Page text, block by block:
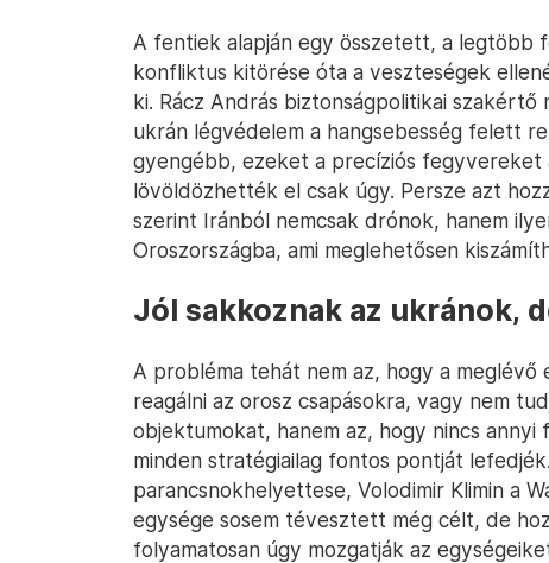
A fentiek alapján egy összetett, a legtöbb
konfliktus kitörése óta a veszteségek
ki. Rácz András biztonságpolitikai szakértő
ukrán légvédelem a hangsebesség felett
gyengébb, ezeket a precíziós fegyvereket
lövöldözhették el csak úgy. Persze azt
szerint Iránból nemcsak drónok, hanem
Oroszországba, ami meglehetősen
Jól sakkoznak az ukránok,
A probléma tehát nem az, hogy a
reagálni az orosz csapásokra, vagy nem
objektumokat, hanem az, hogy nincs
minden stratégiailag fontos pontját
parancsnokhelyettese, Volodimir Klimin a
egysége sosem tévesztett még célt, de
folyamatosan úgy mozgatják az